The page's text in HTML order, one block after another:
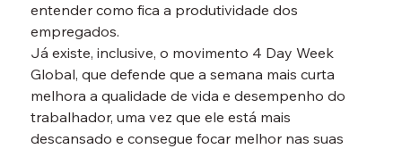
entender como fica a produtividade dos
empregados.
Já existe, inclusive, o movimento 4 Day Week
Global, que defende que a semana mais curta
melhora a qualidade de vida e desempenho do
trabalhador, uma vez que ele está mais
descansado e consegue focar melhor nas suas